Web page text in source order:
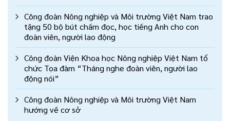
Công đoàn Nông nghiệp và Môi trường Việt Nam trao
tặng 50 bộ bút chấm đọc, học tiếng Anh cho con
đoàn viên, người lao động
Công đoàn Viện Khoa học Nông nghiệp Việt Nam tổ
chức Tọa đàm “Tháng nghe đoàn viên, người lao
động nói”
Công đoàn Nông nghiệp và Môi trường Việt Nam
hướng về cơ sở